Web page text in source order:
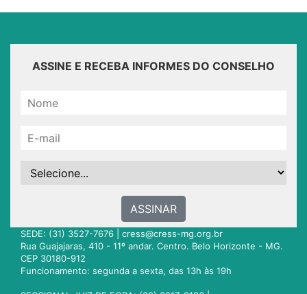
ASSINE E RECEBA INFORMES DO CONSELHO
ASSINAR
SEDE: (31) 3527-7676 | cress@cress-mg.org.br
Rua Guajajaras, 410 - 11º andar. Centro. Belo Horizonte - MG.
CEP 30180-912
Funcionamento: segunda a sexta, das 13h às 19h